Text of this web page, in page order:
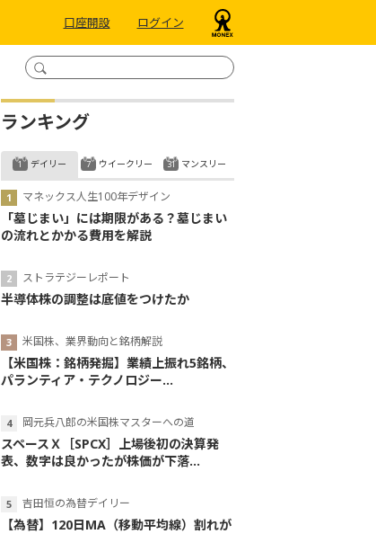
口座開設 ログイン
ランキング
デイリー
マネックス人生100年デザイン
「墓じまい」には期限がある？墓じまい
の流れとかかる費用を解説
ストラテジーレポート
半導体株の調整は底値をつけたか
米国株、業界動向と銘柄解説
【米国株：銘柄発掘】業績上振れ5銘柄、
パランティア・テクノロジー...
岡元兵八郎の米国株マスターへの道
スペースＸ［SPCX］上場後初の決算発
表、数字は良かったが株価が下落...
吉田恒の為替デイリー
【為替】120日MA（移動平均線）割れが
ウイークリー マンスリー